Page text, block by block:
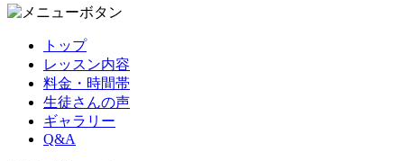
トップ
レッスン内容
料金・時間帯
生徒さんの声
ギャラリー
Q&A